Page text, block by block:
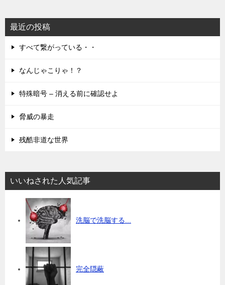
最近の投稿
すべて繋がっている・・
なんじゃこりゃ！？
特殊暗号 – 消える前に確認せよ
脅威の暴走
残酷非道な世界
いいねされた人気記事
洗脳で洗脳する...
完全隠蔽